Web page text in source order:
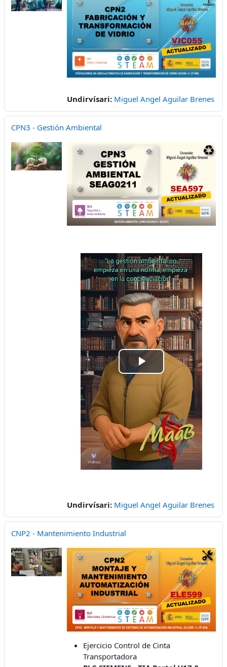
Undirvísari: Miguel Angel Aguilar Brenes
CPN3 - Gestión Ambiental
Play
Video
Undirvísari: Miguel Angel Aguilar Brenes
CNP2 - Mantenimiento Industrial
Ejercicio Control de Cinta
Transportadora